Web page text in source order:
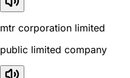
mtr corporation limited
public limited company